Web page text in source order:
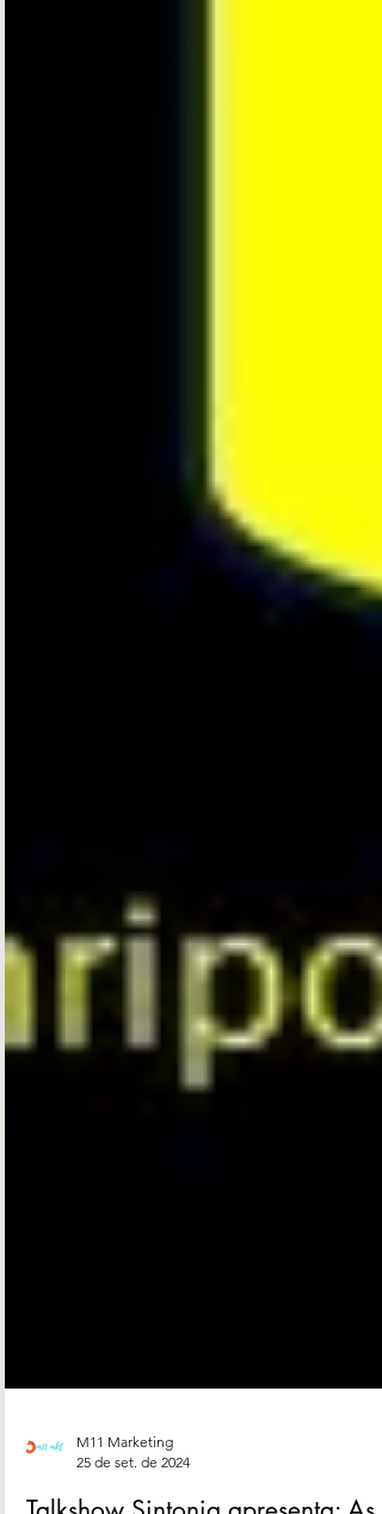
25 de set. de 2024